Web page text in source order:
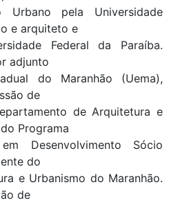
Urbano pela Universidade
e arquiteto e
Federal da Paraíba.
adjunto
do Maranhão (Uema),
de
de Arquitetura e
Programa
Desenvolvimento Sócio
do
e Urbanismo do Maranhão.
de